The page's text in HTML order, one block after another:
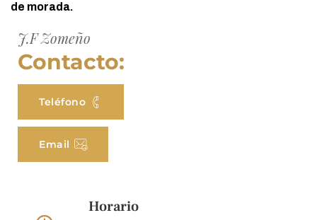
de morada.
J.F Zomeño
Contacto:
Teléfono
Email
Horario